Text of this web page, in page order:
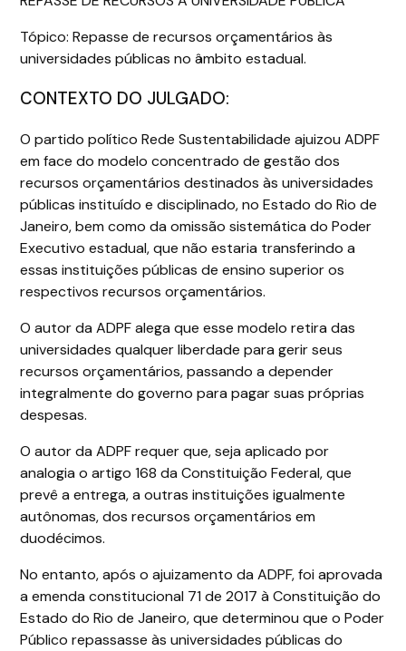
Tópico: Repasse de recursos orçamentários às
universidades públicas no âmbito estadual.
CONTEXTO DO JULGADO:
O partido político Rede Sustentabilidade ajuizou ADPF
em face do modelo concentrado de gestão dos
recursos orçamentários destinados às universidades
públicas instituído e disciplinado, no Estado do Rio de
Janeiro, bem como da omissão sistemática do Poder
Executivo estadual, que não estaria transferindo a
essas instituições públicas de ensino superior os
respectivos recursos orçamentários.
O autor da ADPF alega que esse modelo retira das
universidades qualquer liberdade para gerir seus
recursos orçamentários, passando a depender
integralmente do governo para pagar suas próprias
despesas.
O autor da ADPF requer que, seja aplicado por
analogia o artigo 168 da Constituição Federal, que
prevê a entrega, a outras instituições igualmente
autônomas, dos recursos orçamentários em
duodécimos.
No entanto, após o ajuizamento da ADPF, foi aprovada
a emenda constitucional 71 de 2017 à Constituição do
Estado do Rio de Janeiro, que determinou que o Poder
Público repassasse às universidades públicas do